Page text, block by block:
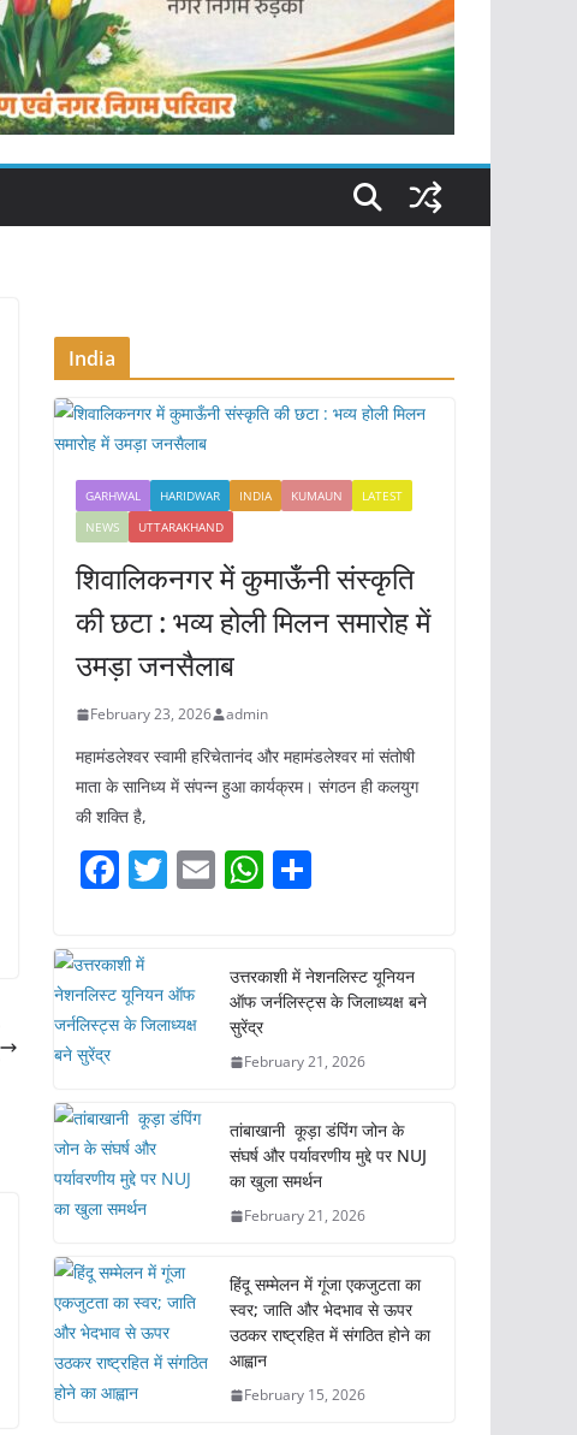
India
GARHWAL HARIDWAR INDIA KUMAUN
LATEST
NEWS
UTTARAKHAND
शिवालिकनगर में कुमाऊँनी संस्कृति
की छटा : भव्य होली मिलन समारोह में
उमड़ा जनसैलाब
February 23, 2026 admin
महामंडलेश्वर स्वामी हरिचेतानंद और महामंडलेश्वर मां संतोषी
माता के सानिध्य में संपन्न हुआ कार्यक्रम। संगठन ही कलयुग
की शक्ति है,
F
c
e
b
o
k
T
er
E W
s
A
p
e
उत्तरकाशी में नेशनलिस्ट यूनियन
ऑफ जर्नलिस्ट्स के जिलाध्यक्ष बने
सुरेंद्र
February 21, 2026
तांबाखानी कूड़ा डंपिंग जोन के
संघर्ष और पर्यावरणीय मुद्दे पर NUJ
का खुला समर्थन
February 21, 2026
हिंदू सम्मेलन में गूंजा एकजुटता का
स्वर; जाति और भेदभाव से ऊपर
उठकर राष्ट्रहित में संगठित होने का
आह्वान
February 15, 2026